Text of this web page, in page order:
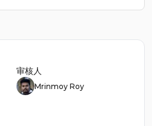
审核人
Mrinmoy Roy